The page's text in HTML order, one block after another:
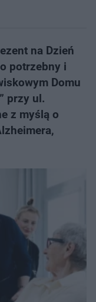
na Dzień
potrzebny i
Domu
przy ul.
z myślą o